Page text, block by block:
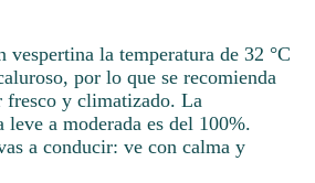
vespertina la temperatura de 32 °C
por lo que se recomienda
fresco y climatizado. La
a moderada es del 100%.
a conducir: ve con calma y